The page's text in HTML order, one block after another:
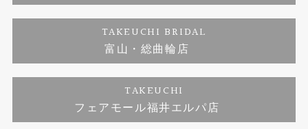
福井工房｜手作り婚約指輪プロポーズプラン
TAKEUCHI BRIDAL
富山・総曲輪店
TAKEUCHI
フェアモール福井エルパ店